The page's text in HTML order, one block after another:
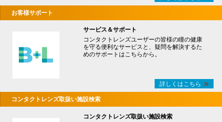
お客様サポート
サービス＆サポート
コンタクトレンズユーザーの皆様の瞳の健康
を守る便利なサービスと、疑問を解決するた
めのサポートはこちらから。
詳しくはこちら
コンタクトレンズ取扱い施設検索
コンタクトレンズ取扱い施設検索